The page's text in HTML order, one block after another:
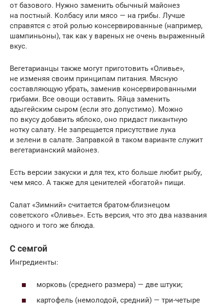
от базового. Нужно заменить обычный майонез
на постный. Колбасу или мясо — на грибы. Лучше
справятся с этой ролью консервированные (например,
шампиньоны), так как у вареных не очень выраженный
вкус.
Вегетарианцы также могут приготовить «Оливье»,
не изменяя своим принципам питания. Мясную
составляющую убрать, заменив консервированными
грибами. Все овощи оставить. Яйца заменить
адыгейским сыром (если это допустимо). Можно
по вкусу добавить яблоко, оно придаст пикантную
нотку салату. Не запрещается присутствие лука
и зелени в салате. Заправкой в таком варианте служит
вегетарианский майонез.
Есть версии закуски и для тех, кто больше любит рыбу,
чем мясо. А также для ценителей «богатой» пищи.
Салат «Зимний» считается братом-близнецом
советского «Оливье». Есть версия, что это два названия
одного и того же блюда.
С семгой
Ингредиенты:
морковь (среднего размера) — две штуки;
картофель (немолодой, средний) — три-четыре